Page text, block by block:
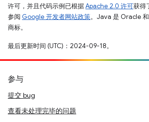
许可，并且代码示例已根据Apache 2.0 许可获得
参阅 Google 开发者网站政策。Java 是 Oracle
商标。
最后更新时间 (UTC)：2024-09-18。
参与
提交 bug
查看未处理完毕的问题